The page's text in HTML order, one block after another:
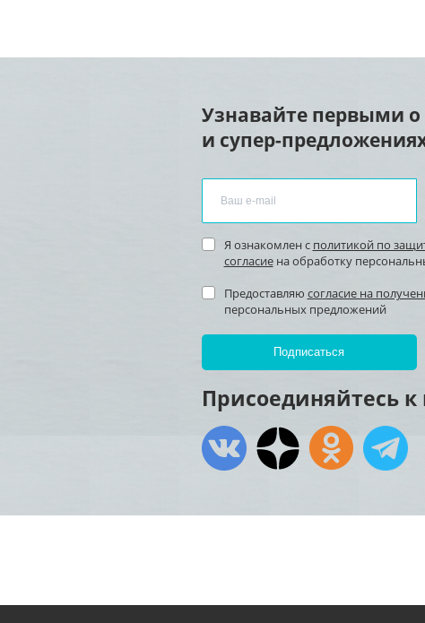
Узнавайте первыми
и супер-
Я ознакомлен с политикой по
согласиена обработку
Предоставляю согласие на
персональных предложений
Присоединяйтесь к